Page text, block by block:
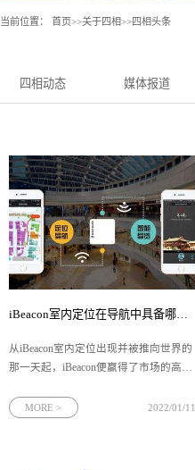
当前位置： 首页>>关于四相>>四相头条
四相动态 媒体报道
iBeacon室内定位在导航中具备哪些优势？
​从iBeacon室内定位​出现并被推向世界的
那一天起，iBeacon便赢得了市场的高度
户提供精准的感知服务，结合蓝牙微网
MORE > 2022/01/11